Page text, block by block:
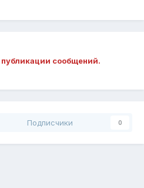
сообщений.
Подписчики 0